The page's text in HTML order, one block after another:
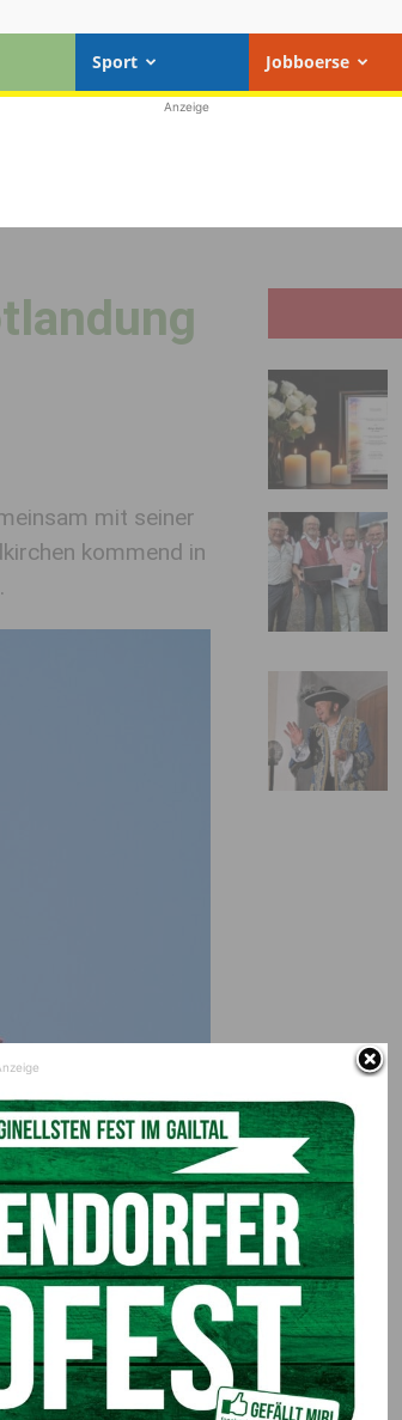
Sport Jobboerse
Anzeige
mit seiner
kommend in
© pixabay
entschied sich für eine
(Arnoldstein). Bei der
Als mögliche Ursache